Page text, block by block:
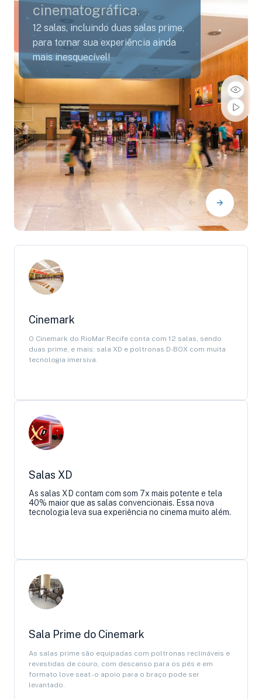
cinematográfica.
12 salas, incluindo duas salas prime,
para tornar sua experiência ainda
mais inesquecível!
Cinemark
O Cinemark do RioMar Recife conta com 12 salas, sendo
duas prime, e mais: sala XD e poltronas D-BOX com muita
tecnologia imersiva.
Salas XD
As salas XD contam com som 7x mais potente e tela
40% maior que as salas convencionais. Essa nova
tecnologia leva sua experiência no cinema muito além.
Sala Prime do Cinemark
As salas prime são equipadas com poltronas reclináveis e
revestidas de couro, com descanso para os pés e em
formato love seat - o apoio para o braço pode ser
levantado.